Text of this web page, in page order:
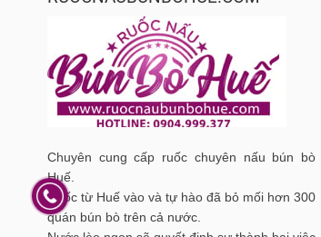
Chuyên cung cấp ruốc chuyên nấu bún bò
Huế.
Ruốc từ Huế vào và tự hào đã bỏ mối hơn 300
quán bún bò trên cả nước.